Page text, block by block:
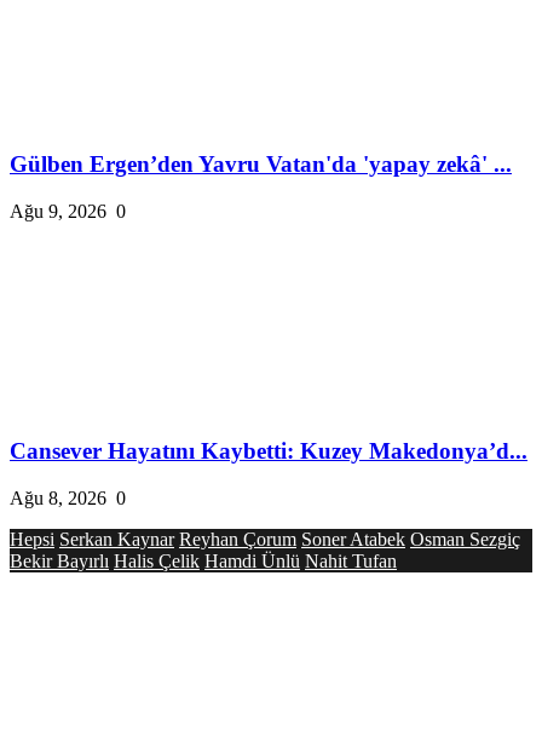
Gülben Ergen’den Yavru Vatan'da 'yapay zekâ' ...
Ağu 9, 2026 0
Cansever Hayatını Kaybetti: Kuzey Makedonya’d...
Ağu 8, 2026 0
Hepsi Serkan Kaynar Reyhan Çorum Soner Atabek Osman Sezgiç
Bekir Bayırlı Halis Çelik Hamdi Ünlü Nahit Tufan